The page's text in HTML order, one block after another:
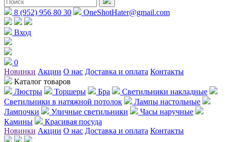
8 (952) 956 80 30 OneShotHater@gmail.com
Вход
0
Новинки Акции О нас Доставка и оплата Контакты
Каталог товаров
Люстры
Торшеры Бра
Светильники накладные
Светильники в натяжной потолок
Лампы настольные
Лампочки
Уличные светильники
Часы наручные
Камины
Красивая посуда
Новинки Акции О нас Доставка и оплата Контакты